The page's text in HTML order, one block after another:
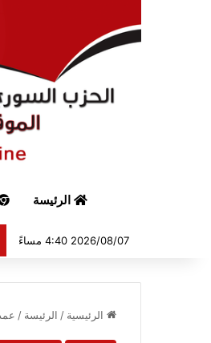
الرئيسة
2026/08/07 4:40 مساءً
الرئيسية / الرئيسة /